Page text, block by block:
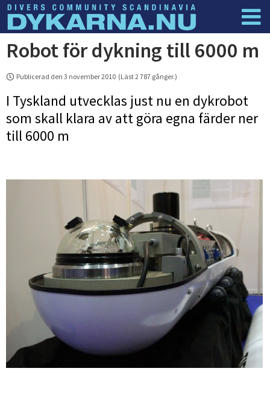
Dyknyheter Logga in
Robot för dykning till 6000 m
Publicerad den 3 november 2010 (Läst 2 787 gånger.)
I Tyskland utvecklas just nu en dykrobot
som skall klara av att göra egna färder ner
till 6000 m